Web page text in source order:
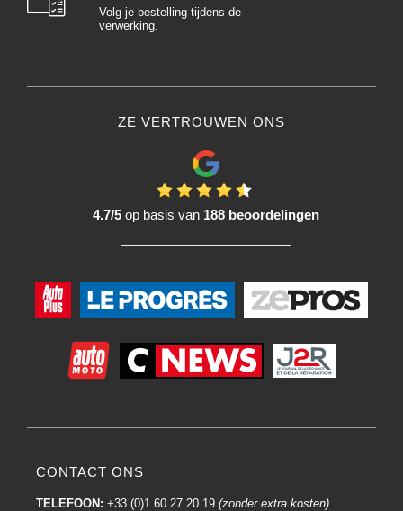
Volg je bestelling tijdens de
verwerking.
ZE VERTROUWEN ONS
4.7/5 op basis van 188 beoordelingen
CONTACT ONS
TELEFOON: +33 (0)1 60 27 20 19 (zonder extra kosten)